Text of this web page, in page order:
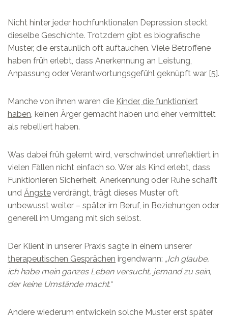
Nicht hinter jeder hochfunktionalen Depression steckt
dieselbe Geschichte. Trotzdem gibt es biografische
Muster, die erstaunlich oft auftauchen. Viele Betroffene
haben früh erlebt, dass Anerkennung an Leistung,
Anpassung oder Verantwortungsgefühl geknüpft war [5].
Manche von ihnen waren die Kinder, die funktioniert
haben , keinen Ärger gemacht haben und eher vermittelt
als rebelliert haben.
Was dabei früh gelernt wird, verschwindet unreflektiert in
vielen Fällen nicht einfach so. Wer als Kind erlebt, dass
Funktionieren Sicherheit, Anerkennung oder Ruhe schafft
und Ängste verdrängt, trägt dieses Muster oft
unbewusst weiter – später im Beruf, in Beziehungen oder
generell im Umgang mit sich selbst.
Der Klient in unserer Praxis sagte in einem unserer
therapeutischen Gesprächen irgendwann: „Ich glaube,
ich habe mein ganzes Leben versucht, jemand zu sein,
der keine Umstände macht.“
Andere wiederum entwickeln solche Muster erst später